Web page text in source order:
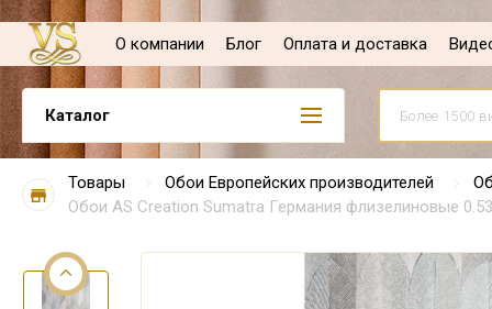
О компании Блог Оплата и доставка
Каталог
Товары Обои Европейских производителей
Обои AS Creation Sumatra Германия флизелиновые